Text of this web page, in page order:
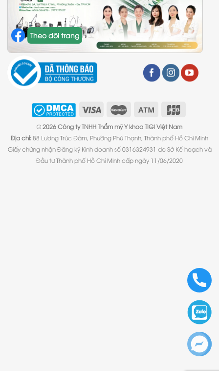
Theo dõi trang
©2026 Công ty TNHH Thẩm mỹ Y khoa TIGI Việt Nam
Địa chỉ:88 Lương Trúc Đàm, Phường Phú Thạnh, Thành phố Hồ Chí Minh
Giấy chứng nhận Đăng ký Kinh doanh số 0316324931 do Sở Kế hoạch và
Đầu tư Thành phố Hồ Chí Minh cấp ngày 11/06/2020